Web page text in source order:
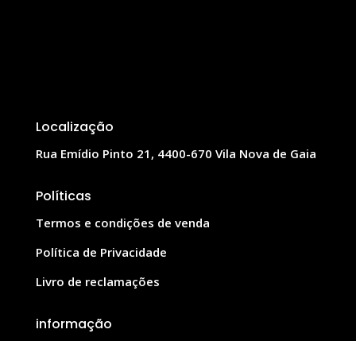
Localização
Rua Emídio Pinto 21, 4400-670 Vila Nova de Gaia
Políticas
Termos e condições de venda
Política de Privacidade
Livro de reclamações
informação